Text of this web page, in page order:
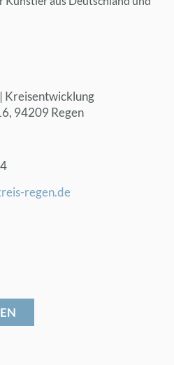
Kreis­ent­wick­lung
94209 Re­gen
re­gen.de